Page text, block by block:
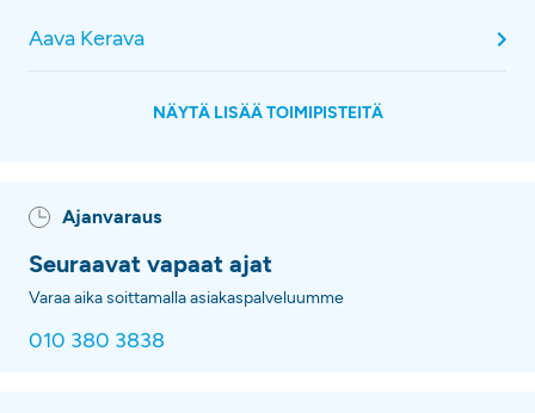
Aava Kerava
NÄYTÄ LISÄÄ TOIMIPISTEITÄ
Ajanvaraus
Seuraavat vapaat ajat
Varaa aika soittamalla asiakaspalveluumme
010 380 3838